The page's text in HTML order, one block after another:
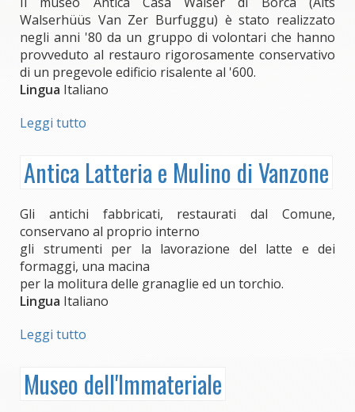
Walserhüüs Van Zer Burfuggu) è stato realizzato
negli anni '80 da un gruppo di volontari che hanno
provveduto al restauro rigorosamente conservativo
di un pregevole edificio risalente al '600.
Lingua Italiano
Leggi tutto
Casa
di
Borca/
Alts
Walserhüüs
Van
Zer
Antica Latteria e Mulino di Vanzone
Gli antichi fabbricati, restaurati dal Comune,
conservano al proprio interno
gli strumenti per la lavorazione del latte e dei
formaggi, una macina
per la molitura delle granaglie ed un torchio.
Lingua Italiano
Leggi tutto
e
Museo dell'Immateriale